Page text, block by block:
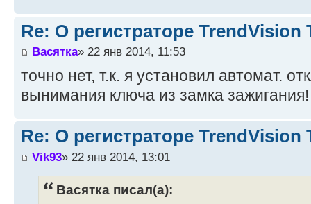
Re: О регистраторе TrendVision
Васятка» 22 янв 2014, 11:53
точно нет, т.к. я установил автомат.
вынимания ключа из замка
Re: О регистраторе TrendVision
Vik93» 22 янв 2014, 13:01
Васятка писал(а):